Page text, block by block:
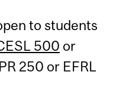
to students
500 or
250 or EFRL